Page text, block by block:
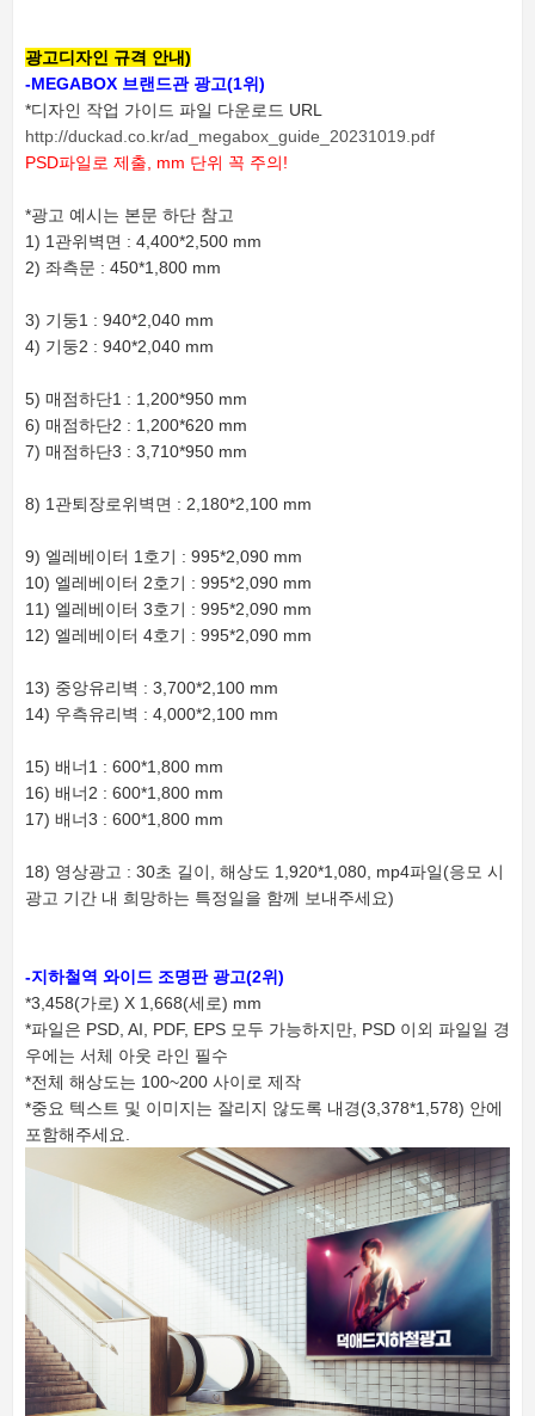
광고디자인 규격 안내)
-MEGABOX 브랜드관 광고(1위)
*디자인 작업 가이드 파일 다운로드 URL
http://duckad.co.kr/ad_megabox_guide_20231019.pdf
PSD파일로 제출, mm 단위 꼭 주의!
*광고 예시는 본문 하단 참고
1) 1관위벽면 : 4,400*2,500 mm
2) 좌측문 : 450*1,800 mm
3) 기둥1 : 940*2,040 mm
4) 기둥2 : 940*2,040 mm
5) 매점하단1 : 1,200*950 mm
6) 매점하단2 : 1,200*620 mm
7) 매점하단3 : 3,710*950 mm
8) 1관퇴장로위벽면 : 2,180*2,100 mm
9) 엘레베이터 1호기 : 995*2,090 mm
10) 엘레베이터 2호기 : 995*2,090 mm
11) 엘레베이터 3호기 : 995*2,090 mm
12) 엘레베이터 4호기 : 995*2,090 mm
13) 중앙유리벽 : 3,700*2,100 mm
14) 우측유리벽 : 4,000*2,100 mm
15) 배너1 : 600*1,800 mm
16) 배너2 : 600*1,800 mm
17) 배너3 : 600*1,800 mm
18) 영상광고 : 30초 길이, 해상도 1,920*1,080, mp4파일(응모 시
광고 기간 내 희망하는 특정일을 함께 보내주세요)
-지하철역 와이드 조명판 광고(2위)
*3,458(가로) X 1,668(세로) mm
*파일은 PSD, AI, PDF, EPS 모두 가능하지만, PSD 이외 파일일 경
우에는 서체 아웃 라인 필수
*전체 해상도는 100~200 사이로 제작
*중요 텍스트 및 이미지는 잘리지 않도록 내경(3,378*1,578) 안에
포함해주세요.